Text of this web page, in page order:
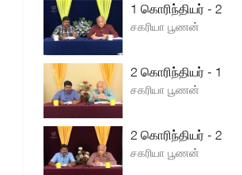
1 கொரிந்தியர் - 2
சகரியா பூணன்
2 கொரிந்தியர் - 1
சகரியா பூணன்
2 கொரிந்தியர் - 2
சகரியா பூணன்